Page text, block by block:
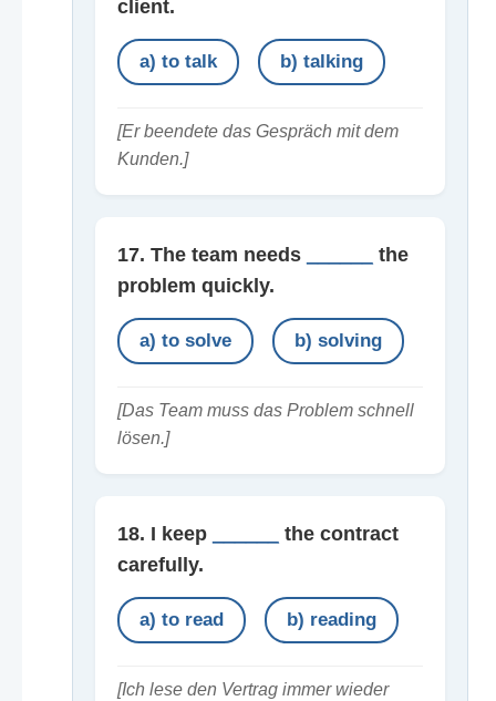
client.
a) to talk b) talking
[Er beendete das Gespräch mit dem
Kunden.]
17. The team needs
the
problem quickly.
a) to solve b) solving
[Das Team muss das Problem schnell
lösen.]
18. I keep
the contract
carefully.
a) to read b) reading
[Ich lese den Vertrag immer wieder